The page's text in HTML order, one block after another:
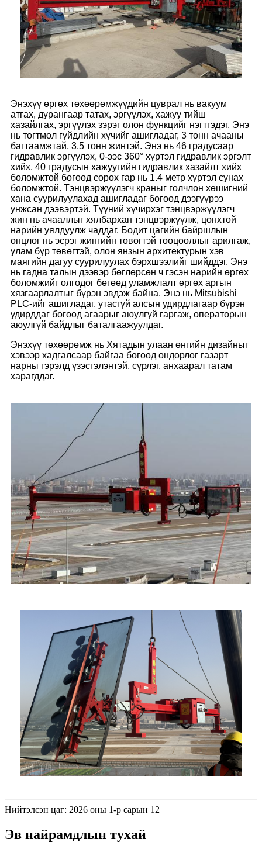
Энэхүү өргөх төхөөрөмжүүдийн цуврал нь вакуум
атгах, дурангаар татах, эргүүлэх, хажуу тийш
хазайлгах, эргүүлэх зэрэг олон функцийг нэгтгэдэг. Энэ
нь тогтмол гүйдлийн хүчийг ашигладаг, 3 тонн ачааны
багтаамжтай, 3.5 тонн жинтэй. Энэ нь 46 градусаар
гидравлик эргүүлэх, 0-ээс 360° хүртэл гидравлик эргэлт
хийх, 40 градусын хажуугийн гидравлик хазайлт хийх
боломжтой бөгөөд сорох гар нь 1.4 метр хүртэл сунах
боломжтой. Тэнцвэржүүлэгч краныг голчлон хөшигний
хана суурилуулахад ашигладаг бөгөөд дээгүүрээ
унжсан дээвэртэй. Түүний хүчирхэг тэнцвэржүүлэгч
жин нь ачааллыг хялбархан тэнцвэржүүлж, цонхтой
нарийн уялдуулж чаддаг. Бодит цагийн байршлын
онцлог нь эсрэг жингийн төвөгтэй тооцооллыг арилгаж,
улам бүр төвөгтэй, олон янзын архитектурын хэв
маягийн дагуу суурилуулах бэрхшээлийг шийддэг. Энэ
нь гадна талын дээвэр бөглөрсөн ч гэсэн нарийн өргөх
боломжийг олгодог бөгөөд уламжлалт өргөх аргын
хязгаарлалтыг бүрэн эвдэж байна. Энэ нь Mitsubishi
PLC-ийг ашигладаг, утасгүй алсын удирдлагаар бүрэн
удирддаг бөгөөд агаарыг аюулгүй гаргаж, операторын
аюулгүй байдлыг баталгаажуулдаг.
Энэхүү төхөөрөмж нь Хятадын улаан өнгийн дизайныг
хэвээр хадгалсаар байгаа бөгөөд өндөрлөг газарт
нарны гэрэлд үзэсгэлэнтэй, сүрлэг, анхаарал татам
харагддаг.
Нийтэлсэн цаг: 2026 оны 1-р сарын 12
Эв найрамдлын тухай